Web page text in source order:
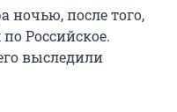
ночью, после того,
Российское.
выследили